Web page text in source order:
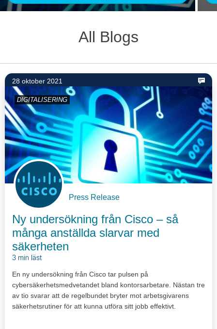
All Blogs
28 oktober 2021
DIGITALISERING
Press Release
Ny undersökning från Cisco – så
många anställda slarvar med
säkerheten
3 min läst
En ny undersökning från Cisco tar pulsen på
cybersäkerhetsmedvetandet bland kontorsarbetare. Nästan tre
av tio svarar att de regelbundet bryter mot arbetsgivarens
säkerhetsrutiner för att kunna utföra sitt jobb effektivt.